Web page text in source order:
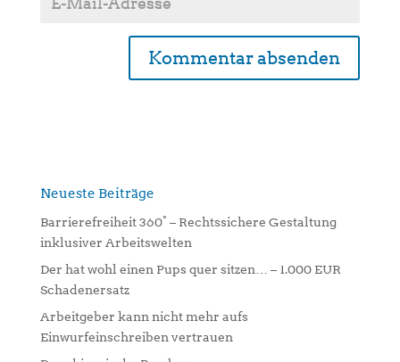
n
v
e
:
Neueste Beiträge
Barrierefreiheit 360° – Rechtssichere Gestaltung
inklusiver Arbeitswelten
Der hat wohl einen Pups quer sitzen… – 1.000 EUR
Schadenersatz
Arbeitgeber kann nicht mehr aufs
Einwurfeinschreiben vertrauen